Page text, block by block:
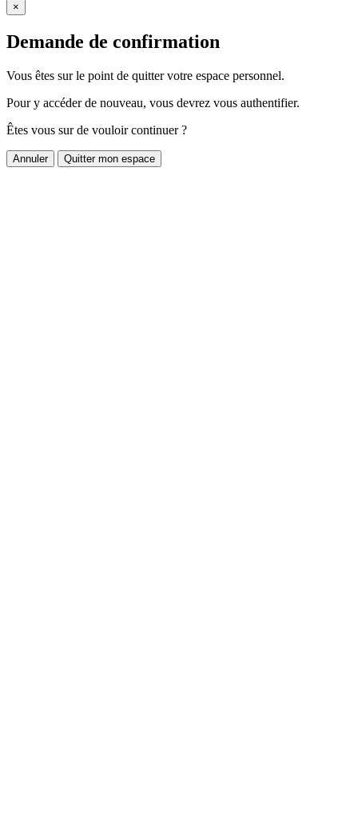
×
Demande de confirmation
Vous êtes sur le point de quitter votre espace personnel.
Pour y accéder de nouveau, vous devrez vous authentifier.
Êtes vous sur de vouloir continuer ?
Annuler Quitter mon espace